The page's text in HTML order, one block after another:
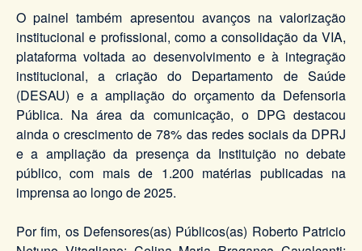
O painel também apresentou avanços na valorização
institucional e profissional, como a consolidação da VIA,
plataforma voltada ao desenvolvimento e à integração
institucional, a criação do Departamento de Saúde
(DESAU) e a ampliação do orçamento da Defensoria
Pública. Na área da comunicação, o DPG destacou
ainda o crescimento de 78% das redes sociais da DPRJ
e a ampliação da presença da Instituição no debate
público, com mais de 1.200 matérias publicadas na
imprensa ao longo de 2025.
Por fim, os Defensores(as) Públicos(as) Roberto Patricio